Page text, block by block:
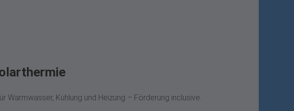
Kühlung und Heizung – Förderung inclusive.